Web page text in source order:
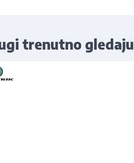
trenutno gledaju